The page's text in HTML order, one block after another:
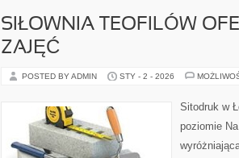
SIŁOWNIA TEOFILÓW
ZAJĘĆ
POSTED BY ADMIN STY - 2 - 2026
Sitodruk w
poziomie